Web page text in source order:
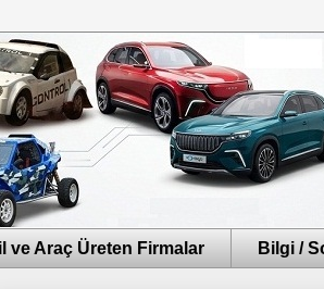
ve Araç Üreten Firmalar Bilgi /